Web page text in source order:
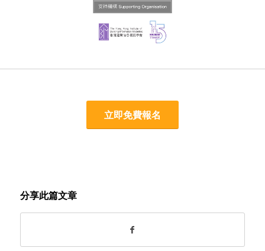
立即免費報名
分享此篇文章